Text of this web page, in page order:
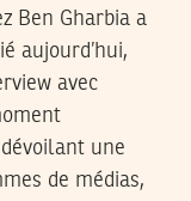
Ben Gharbia a
aujourd’hui,
avec
une
de médias,